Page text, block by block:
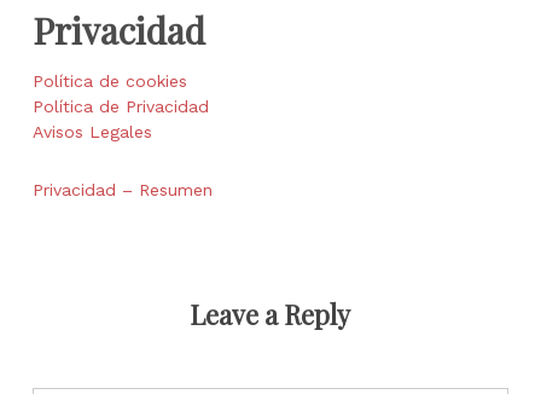
Privacidad
Política de cookies
Política de Privacidad
Avisos Legales
Privacidad – Resumen
Leave a Reply